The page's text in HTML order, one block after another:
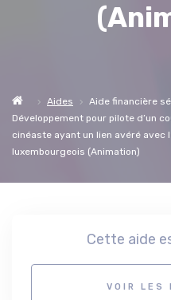
Aides
Aide financière
Développement pour pilote d’un
cinéaste ayant un lien avéré
luxembourgeois (Animation)
Cette aide
VOIR LES